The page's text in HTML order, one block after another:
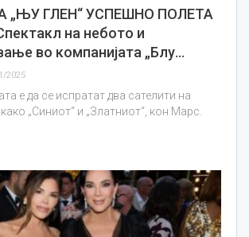
„ЊУ ГЛЕН“ УСПЕШНО ПОЛЕТА
на небото и
во компанијата „Блу…
2025
е да се испратат два сателити на
„Синиот“ и „Златниот“, кон Марс.